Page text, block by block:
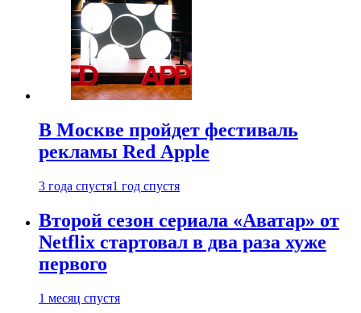
В Москве пройдет фестиваль
рекламы Red Apple
3 года спустя1 год спустя
Второй сезон сериала «Аватар» от
Netflix стартовал в два раза хуже
первого
1 месяц спустя